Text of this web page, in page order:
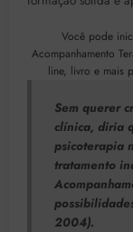
Você pode
Acompanhamento
line, livro e mais
Sem querer
clínica, diria
psicoterapia
tratamento
2004).